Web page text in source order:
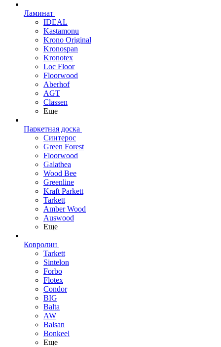
Ламинат
IDEAL
Kastamonu
Krono Original
Kronospan
Kronotex
Loc Floor
Floorwood
Aberhof
AGT
Classen
Еще
Паркетная доска
Синтерос
Green Forest
Floorwood
Galathea
Wood Bee
Greenline
Kraft Parkett
Tarkett
Amber Wood
Auswood
Еще
Ковролин
Tarkett
Sintelon
Forbo
Flotex
Condor
BIG
Balta
AW
Balsan
Bonkeel
Еще